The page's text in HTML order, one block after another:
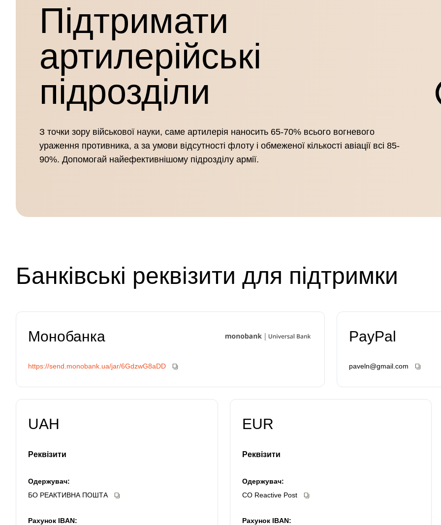
Підтримати
артилерійські
підрозділи
З точки зору військової науки, саме артилерія наносить 65-70% всього вогневого
ураження противника, а за умови відсутності флоту і обмеженої кількості авіації всі 85-
90%. Допомогай найефективнішому підрозділу армії.
Банківські реквізити для підтримки
Монобанка
https://send.monobank.ua/jar/6GdzwG8aDD
PayPal
paveln@gmail.com
UAH
Реквізити
Одержувач:
БО РЕАКТИВНА ПОШТА
Рахунок IBAN:
EUR
Реквізити
Одержувач:
CO Reactive Post
Рахунок IBAN: